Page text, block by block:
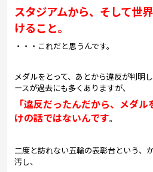
スタジアムから、そして世
けること。
・・・これだと思うんです。
メダルをとって、あとから違反が判明
ースが過去にも多くありますが、
「違反だったんだから、メダ
けの話ではないんです。
二度と訪れない五輪の表彰台という、
汚し、